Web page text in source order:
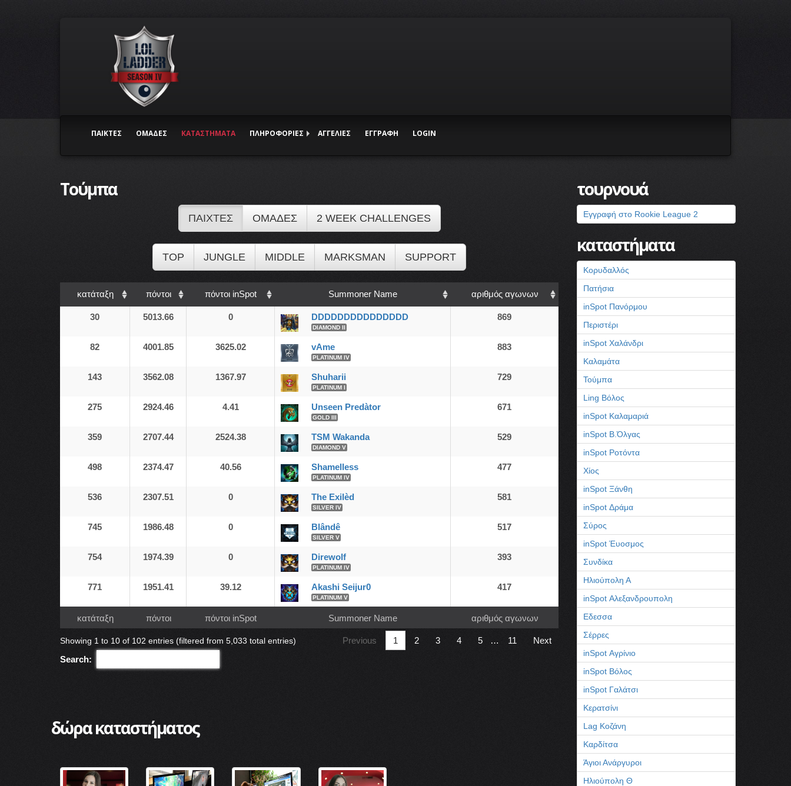
ΠΑΙΚΤΕΣ ΟΜΑΔΕΣ ΚΑΤΑΣΤΗΜΑΤΑ ΠΛΗΡΟΦΟΡΙΕΣ ΑΓΓΕΛΙΕΣ ΕΓΓΡΑΦΗ LOGIN
Τούμπα
ΠΑΙΧΤΕΣ ΟΜΑΔΕΣ 2 WEEK CHALLENGES
TOP JUNGLE MIDDLE MARKSMAN SUPPORT
κατάταξη πόντοι πόντοι inSpot Summoner Name αριθμός αγωνων
κατάταξη πόντοι πόντοι inSpot Summoner Name αριθμός αγωνων
30 5013.66 0 DDDDDDDDDDDDDDD
DIAMOND II
869
82 4001.85 3625.02 vAme
PLATINUM IV
883
143 3562.08 1367.97 Shuharii
PLATINUM I
729
275 2924.46 4.41 Unseen Predàtor
GOLD III
671
359 2707.44 2524.38 TSM Wakanda
DIAMOND V
529
498 2374.47 40.56 Shamelless
PLATINUM IV
477
536 2307.51 0 The Exilèd
SILVER IV
581
745 1986.48 0 Blândê
SILVER V
517
754 1974.39 0 Direwolf
PLATINUM IV
393
771 1951.41 39.12 Akashi Seijur0
PLATINUM V
417
Showing 1 to 10 of 102 entries (filtered from 5,033 total entries) Previous 1 2 3 4 5 … 11
Next
Search:
δώρα καταστήματος
τουρνουά
Εγγραφή στο Rookie League 2
καταστήματα
Κορυδαλλός
Πατήσια
inSpot Πανόρμου
Περιστέρι
inSpot Χαλάνδρι
Καλαμάτα
Τούμπα
Ling Βόλος
inSpot Καλαμαριά
inSpot Β.Όλγας
inSpot Ροτόντα
Χίος
inSpot Ξάνθη
inSpot Δράμα
Σύρος
inSpot Έυοσμος
Συνδίκα
Ηλιούπολη Α
inSpot Αλεξανδρουπολη
Εδεσσα
Σέρρες
inSpot Αγρίνιο
inSpot Βόλος
inSpot Γαλάτσι
Κερατσίνι
Lag Κοζάνη
Καρδίτσα
Άγιοι Ανάργυροι
Ηλιούπολη Θ